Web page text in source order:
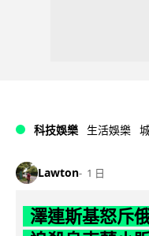
科技娛樂 生活娛樂
Lawton 1 日
澤連斯基怒斥